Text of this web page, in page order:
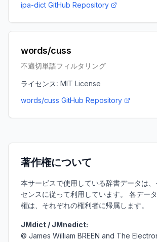
ipa-dict GitHub Repository
words/cuss
不適切単語フィルタリング
ライセンス: MIT License
words/cuss GitHub Repository
著作権について
本サービスで使用している辞書データは
センスに従って利用しています。 各デー
権は、それぞれの権利者に帰属します。
JMdict / JMnedict:
© James William BREEN and The